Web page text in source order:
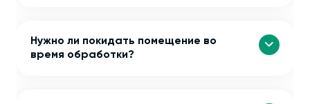
Нужно ли покидать помещение во
время обработки?